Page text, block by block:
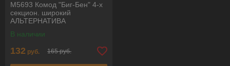
М5693 Комод "Биг-Бен" 4-х
секцион. широкий
АЛЬТЕРНАТИВА
В наличии
132 руб. 165 руб.